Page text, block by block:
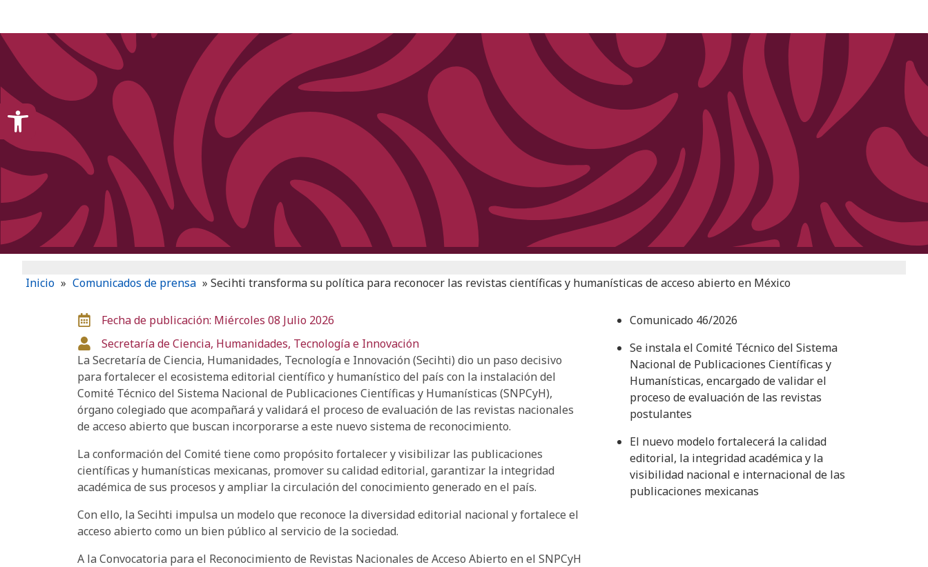
Inicio » Comunicados de prensa » Secihti transforma su política para reconocer las revistas científicas y humanísticas de acceso abierto en México
Fecha de publicación: Miércoles 08 Julio 2026
Secretaría de Ciencia, Humanidades, Tecnología e Innovación
La Secretaría de Ciencia, Humanidades, Tecnología e Innovación (Secihti) dio un paso decisivo
para fortalecer el ecosistema editorial científico y humanístico del país con la instalación del
Comité Técnico del Sistema Nacional de Publicaciones Científicas y Humanísticas (SNPCyH),
órgano colegiado que acompañará y validará el proceso de evaluación de las revistas nacionales
de acceso abierto que buscan incorporarse a este nuevo sistema de reconocimiento.
La conformación del Comité tiene como propósito fortalecer y visibilizar las publicaciones
científicas y humanísticas mexicanas, promover su calidad editorial, garantizar la integridad
académica de sus procesos y ampliar la circulación del conocimiento generado en el país.
Con ello, la Secihti impulsa un modelo que reconoce la diversidad editorial nacional y fortalece el
acceso abierto como un bien público al servicio de la sociedad.
A la Convocatoria para el Reconocimiento de Revistas Nacionales de Acceso Abierto en el SNPCyH
Comunicado 46/2026
Se instala el Comité Técnico del Sistema
Nacional de Publicaciones Científicas y
Humanísticas, encargado de validar el
proceso de evaluación de las revistas
postulantes
El nuevo modelo fortalecerá la calidad
editorial, la integridad académica y la
visibilidad nacional e internacional de las
publicaciones mexicanas
Open toolbar